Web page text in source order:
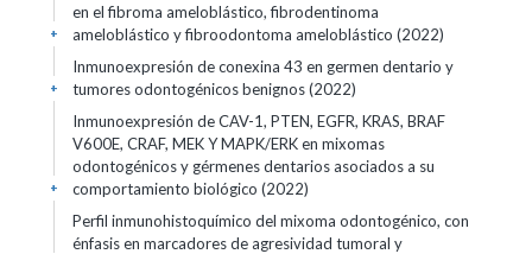
en el fibroma ameloblástico, fibrodentinoma
ameloblástico y fibroodontoma ameloblástico (2022)
+
Inmunoexpresión de conexina 43 en germen dentario y
tumores odontogénicos benignos (2022)
+
Inmunoexpresión de CAV-1, PTEN, EGFR, KRAS, BRAF
V600E, CRAF, MEK Y MAPK/ERK en mixomas
odontogénicos y gérmenes dentarios asociados a su
comportamiento biológico (2022)
+
Perfil inmunohistoquímico del mixoma odontogénico, con
énfasis en marcadores de agresividad tumoral y